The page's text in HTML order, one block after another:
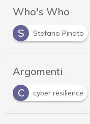
Who's Who
S
Stefano Pinato
Argomenti
C
cyber risk D